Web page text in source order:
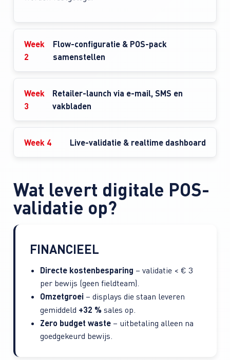
Week
2
Flow-configuratie & POS-pack
samenstellen
Week
3
Retailer-launch via e-mail, SMS en
vakbladen
Week 4 Live-validatie & realtime dashboard
Wat levert digitale POS-
validatie op?
FINANCIEEL
Directe kostenbesparing – validatie < € 3
per bewijs (geen fieldteam).
Omzetgroei – displays die staan leveren
gemiddeld +32 % sales op.
Zero budget waste – uitbetaling alleen na
goedgekeurd bewijs.